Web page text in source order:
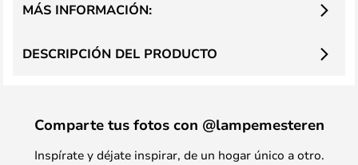
DESCRIPCIÓN DEL PRODUCTO
MÁS INFORMACIÓN:
Comparte tus fotos con @lampemesteren
Inspírate y déjate inspirar, de un hogar único a otro.